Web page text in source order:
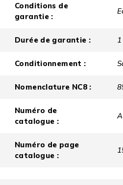
Conditions de
garantie :
Durée de garantie :
Conditionnement :
Nomenclature NC8 :
Numéro de
catalogue :
Numéro de page
catalogue :